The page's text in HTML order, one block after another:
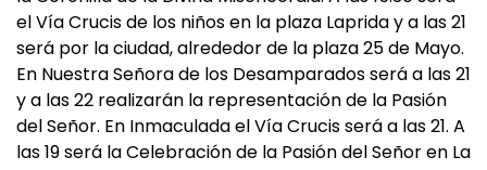
el Vía Crucis de los niños en la plaza Laprida y a las 21
será por la ciudad, alrededor de la plaza 25 de Mayo.
En Nuestra Señora de los Desamparados será a las 21
y a las 22 realizarán la representación de la Pasión
del Señor. En Inmaculada el Vía Crucis será a las 21. A
las 19 será la Celebración de la Pasión del Señor en La